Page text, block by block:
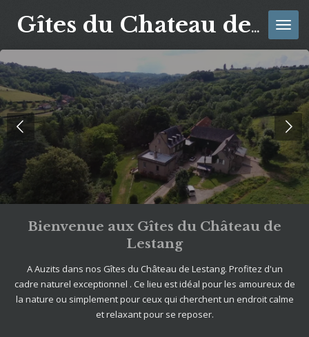
Passer
Gîtes du Chateau de Lestang
Bienvenue aux Gîtes du Château de
Lestang
A Auzits dans nos Gîtes du Château de Lestang. Profitez d'un
cadre naturel exceptionnel . Ce lieu est idéal pour les amoureux de
la nature ou simplement pour ceux qui cherchent un endroit calme
et relaxant pour se reposer.